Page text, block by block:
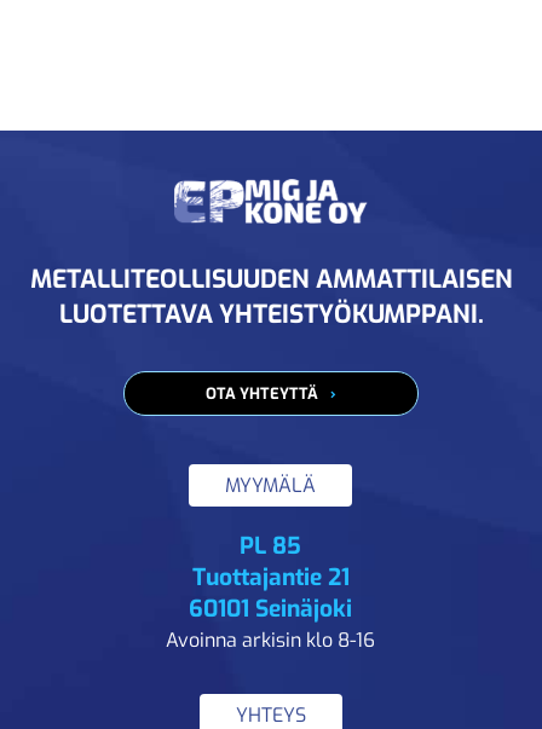
METALLITEOLLISUUDEN AMMATTILAISEN
LUOTETTAVA YHTEISTYÖKUMPPANI.
OTA YHTEYTTÄ
MYYMÄLÄ
PL 85
Tuottajantie 21
60101 Seinäjoki
Avoinna arkisin klo 8-16
YHTEYS